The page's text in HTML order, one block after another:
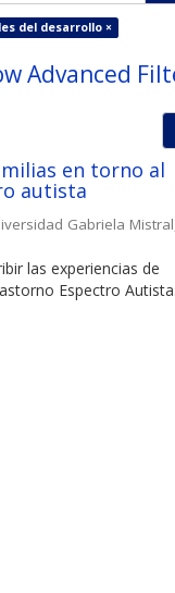
del desarrollo ×
Advanced
en torno al
autista
Gabriela Mistral
las experiencias de
Espectro